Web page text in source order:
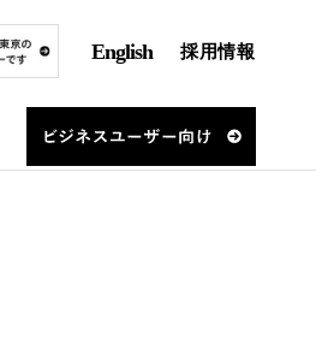
English 採用情報